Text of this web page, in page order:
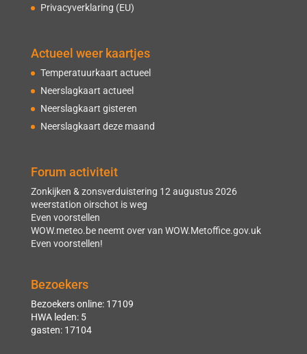
Privacyverklaring (EU)
Actueel weer kaartjes
Temperatuurkaart actueel
Neerslagkaart actueel
Neerslagkaart gisteren
Neerslagkaart deze maand
Forum activiteit
Zonkijken & zonsverduistering 12 augustus 2026
weerstation oirschot is weg
Even voorstellen
WOW.meteo.be neemt over van WOW.Metoffice.gov.uk
Even voorstellen!
Bezoekers
Bezoekers online: 17109
HWA leden: 5
gasten: 17104